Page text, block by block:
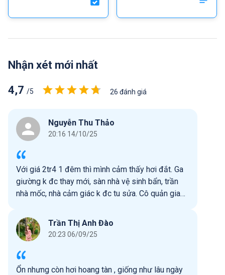
Nhận xét mới nhất
4,7 /5 26 đánh giá
Nguyễn Thu Thảo
20:16 14/10/25
Với giá 2tr4 1 đêm thì mình cảm thấy hơi đắt. Ga
giường k đc thay mới, sàn nhà vệ sinh bẩn, trần
nhà mốc, nhà cảm giác k đc tu sửa. Cô quản gia
Trần Thị Anh Đào
20:23 06/09/25
Ổn nhưng còn hơi hoang tàn , giống như lâu ngày